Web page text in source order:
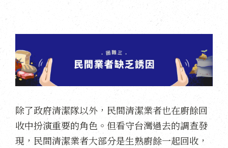
除了政府清潔隊以外，民間清潔業者也在廚餘回
收中扮演重要的角色。但看守台灣過去的調查發
現，民間清潔業者大部分是生熟廚餘一起回收，